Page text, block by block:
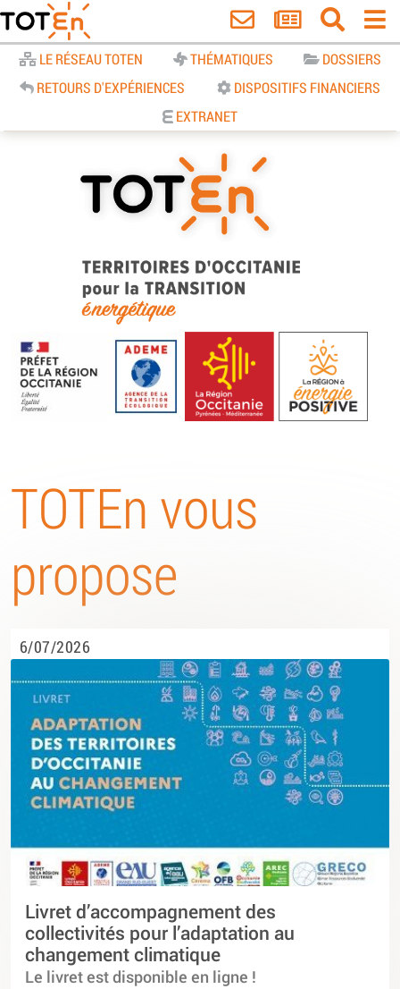
LE RÉSEAU TOTEN THÉMATIQUES
DOSSIERS
RETOURS D'EXPÉRIENCES
DISPOSITIFS FINANCIERS
EXTRANET
TOTEn Occitanie | Territoires
d’Occitanie pour la Transition
Energétique
TOTEn vous
propose
6/07/2026
Livret d’accompagnement des
collectivités pour l’adaptation au
changement climatique
Le livret est disponible en ligne !